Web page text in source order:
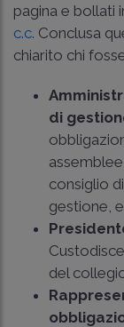
pagina e bollati
c.c. Conclusa
chiarito chi
di
consiglio
gestione,
del